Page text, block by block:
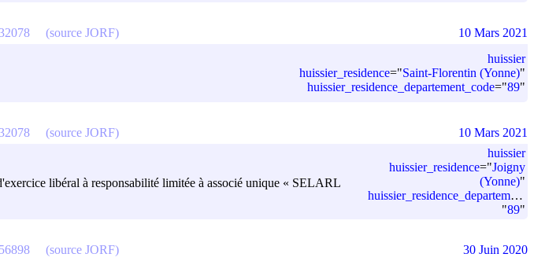
huissier
huissier_residence="Saint-Florentin (Yonne)"
huissier_residence_departement_code="89"
(source JORF) 10 Mars 2021
libéral à responsabilité limitée à associé unique « SELARL
huissier
huissier_residence="Joigny
(Yonne)"
huissier_residence_departement_code
"89"
(source JORF) 10 Mars 2021
(source JORF) 30 Juin 2020